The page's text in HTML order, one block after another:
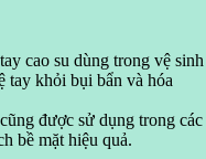
cao su dùng trong vệ sinh
tay khỏi bụi bẩn và hóa
được sử dụng trong các
bề mặt hiệu quả.